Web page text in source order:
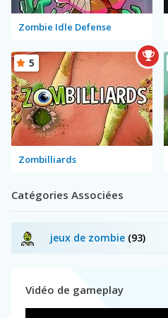
Zombie Idle Defense
Zombilliards
5
Catégories Associées
jeux de zombie (93)
Vidéo de gameplay